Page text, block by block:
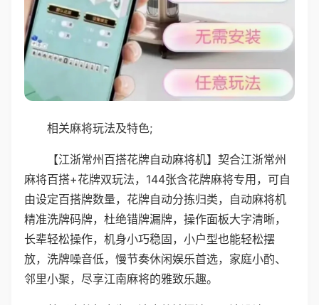
相关麻将玩法及特色;
【江浙常州百搭花牌自动麻将机】契合江浙常州
麻将百搭+花牌双玩法，144张含花牌麻将专用，可自
由设定百搭牌数量，花牌自动分拣归类，自动麻将机
精准洗牌码牌，杜绝错牌漏牌，操作面板大字清晰，
长辈轻松操作，机身小巧稳固，小户型也能轻松摆
放，洗牌噪音低，慢节奏休闲娱乐首选，家庭小酌、
邻里小聚，尽享江南麻将的雅致乐趣。